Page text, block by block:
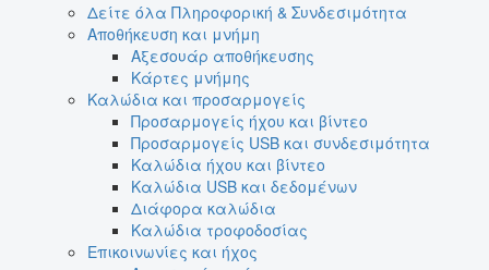
Δείτε όλα Πληροφορική & Συνδεσιμότητα
Αποθήκευση και μνήμη
Αξεσουάρ αποθήκευσης
Κάρτες μνήμης
Καλώδια και προσαρμογείς
Προσαρμογείς ήχου και βίντεο
Προσαρμογείς USB και συνδεσιμότητα
Καλώδια ήχου και βίντεο
Καλώδια USB και δεδομένων
Διάφορα καλώδια
Καλώδια τροφοδοσίας
Επικοινωνίες και ήχος